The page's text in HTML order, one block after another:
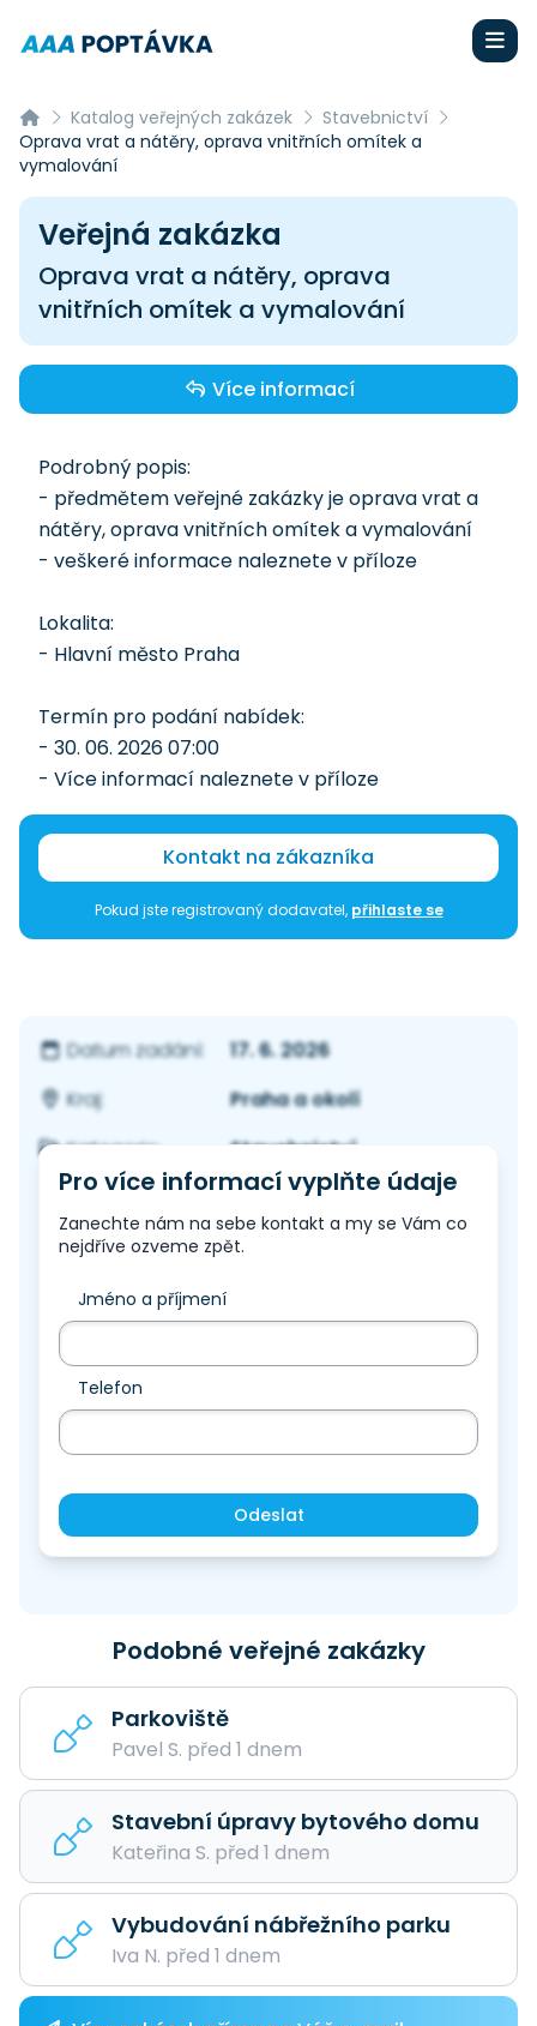
Katalog veřejných zakázek
Stavebnictví
Oprava vrat a nátěry, oprava vnitřních omítek a
vymalování
Veřejná zakázka
Oprava vrat a nátěry, oprava
vnitřních omítek a vymalování
Více informací
Podrobný popis:
- předmětem veřejné zakázky je oprava vrat a
nátěry, oprava vnitřních omítek a vymalování
- veškeré informace naleznete v příloze
Lokalita:
- Hlavní město Praha
Termín pro podání nabídek:
- 30. 06. 2026 07:00
- Více informací naleznete v příloze
Kontakt na zákazníka
Pokud jste registrovaný dodavatel, přihlaste se
Datum zadání:
17. 6. 2026
Kraj:
Praha a okolí
Kategorie:
Stavebnictví
Pro více informací vyplňte údaje
Zanechte nám na sebe kontakt a my se Vám co
nejdříve ozveme zpět.
Jméno a příjmení
Telefon
Odeslat
Podobné veřejné zakázky
Parkoviště
Pavel S. před 1 dnem
Stavební úpravy bytového domu
Kateřina S. před 1 dnem
Vybudování nábřežního parku
Iva N. před 1 dnem